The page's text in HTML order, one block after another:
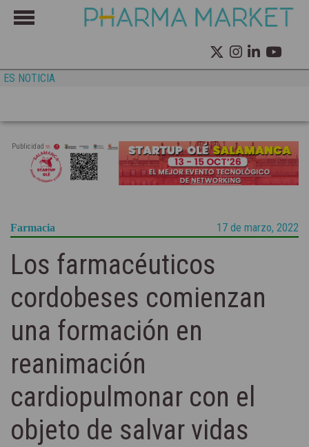
ES NOTICIA
Publicidad
Farmacia 17 de marzo, 2022
Los farmacéuticos
cordobeses comienzan
una formación en
reanimación
cardiopulmonar con el
objeto de salvar vidas